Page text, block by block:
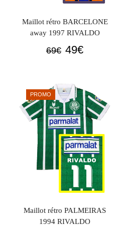
Maillot rétro BARCELONE
away 1997 RIVALDO
69€ Le
était :
69€.
49€Le
est :
49€.
PROMO
Maillot rétro PALMEIRAS
1994 RIVALDO